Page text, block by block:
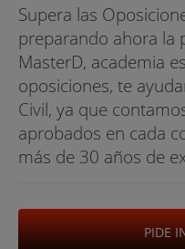
Supera las
preparando ahora la
MasterD, academia
oposiciones, te
Civil, ya que
aprobados en cada
más de 30 años de
PIDE